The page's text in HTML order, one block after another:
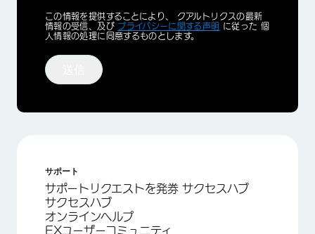
Privacy
Optin
この情報を提供することにより、 クアルトリクスの最新
情報の受信、及び プライバシーに関する声明 に従った 個
人情報の処理に同意するものとします。
サポート
サポートリクエストを発券 サクセスハブ
サクセスハブ
オンラインヘルプ
EXユーザーコミュニティ